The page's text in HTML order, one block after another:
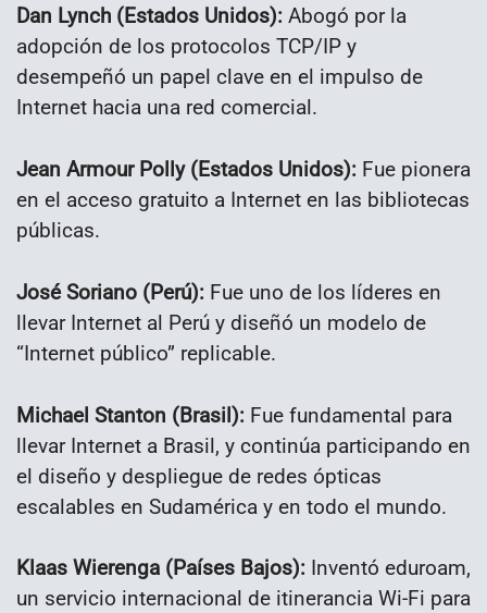
Dan Lynch (Estados Unidos): Abogó por la
adopción de los protocolos TCP/IP y
desempeñó un papel clave en el impulso de
Internet hacia una red comercial.
Jean Armour Polly (Estados Unidos): Fue pionera
en el acceso gratuito a Internet en las bibliotecas
públicas.
José Soriano (Perú): Fue uno de los líderes en
llevar Internet al Perú y diseñó un modelo de
“Internet público” replicable.
Michael Stanton (Brasil): Fue fundamental para
llevar Internet a Brasil, y continúa participando en
el diseño y despliegue de redes ópticas
escalables en Sudamérica y en todo el mundo.
Klaas Wierenga (Países Bajos): Inventó eduroam,
un servicio internacional de itinerancia Wi-Fi para